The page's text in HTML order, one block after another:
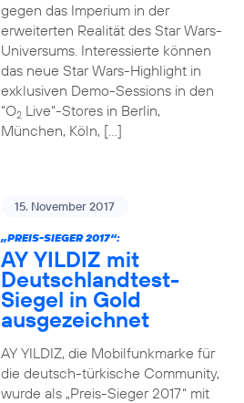
gegen das Imperium in der
erweiterten Realität des Star Wars-
Universums. Interessierte können
das neue Star Wars-Highlight in
exklusiven Demo-Sessions in den
“O2Live“-Stores in Berlin,
München, Köln, […]
15. November 2017
„PREIS-SIEGER 2017“:
AY YILDIZ mit
Deutschlandtest-
Siegel in Gold
ausgezeichnet
AY YILDIZ, die Mobilfunkmarke für
die deutsch-türkische Community,
wurde als „Preis-Sieger 2017“ mit